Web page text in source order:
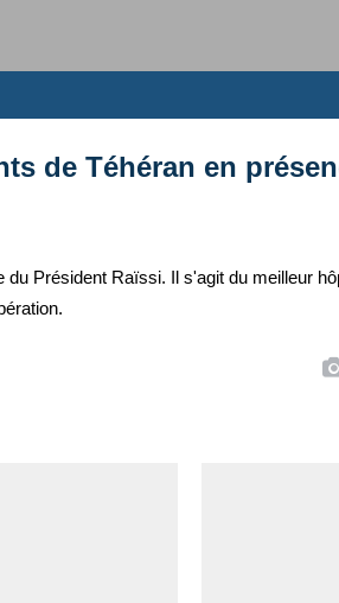
de Téhéran en
Président Raïssi. Il s'agit du meilleur